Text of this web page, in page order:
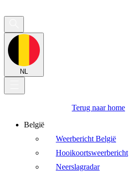
NL
Terug naar home
België
Weerbericht België
Hooikoortsweerbericht
Neerslagradar